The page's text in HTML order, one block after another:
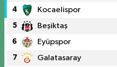
4 Kocaelispor
5 Beşiktaş
6 Eyüpspor
7 Galatasaray